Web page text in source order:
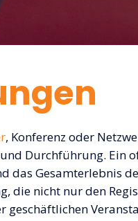
, Konferenz oder
Durchführung. Ein
das Gesamterlebnis
die nicht nur den
geschäftlichen